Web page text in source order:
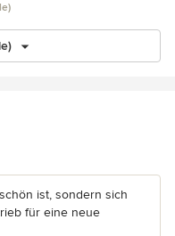
5 Sternen
ist, sondern sich
für eine neue